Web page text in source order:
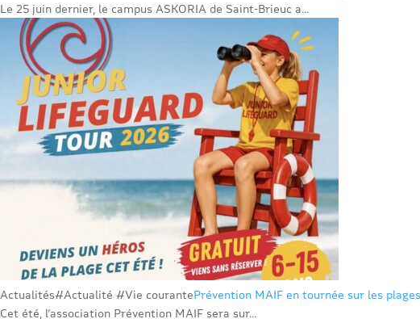
Le 25 juin dernier, le campus ASKORIA de Saint-Brieuc a...
Actualités#Actualité #Vie courantePrévention MAIF en tournée sur les
Cet été, l’association Prévention MAIF sera sur...